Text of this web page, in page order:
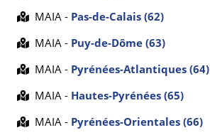
MAIA - Pas-de-Calais (62)
MAIA - Puy-de-Dôme (63)
MAIA - Pyrénées-Atlantiques (64)
MAIA - Hautes-Pyrénées (65)
MAIA - Pyrénées-Orientales (66)